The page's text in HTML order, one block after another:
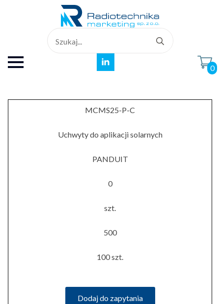
for:
0
MCMS25-P-C
Uchwyty do aplikacji solarnych
PANDUIT
0
szt.
500
100 szt.
Dodaj do zapytania